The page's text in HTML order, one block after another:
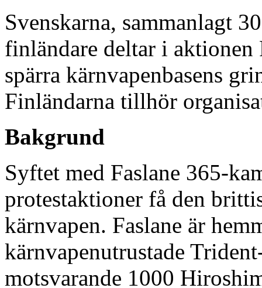
Svenskarna, sammanlagt
finländare deltar i aktionen
spärra kärnvapenbasens
Finländarna tillhör
Bakgrund
Syftet med Faslane 365-
protestaktioner få den
kärnvapen. Faslane är
kärnvapenutrustade
motsvarande 1000